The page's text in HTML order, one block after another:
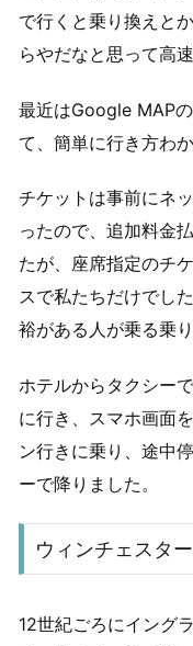
で行くと乗り換えと
らやだなと思って高
最近はGoogle MAP
て、簡単に行き方わか
チケットは事前にネ
ったので、追加料金
たが、座席指定のチ
スで私たちだけでし
裕がある人が乗る乗
ホテルからタクシー
に行き、スマホ画面
ン行きに乗り、途中
ーで降りました。
ウィンチェスタ
12世紀ごろにイング